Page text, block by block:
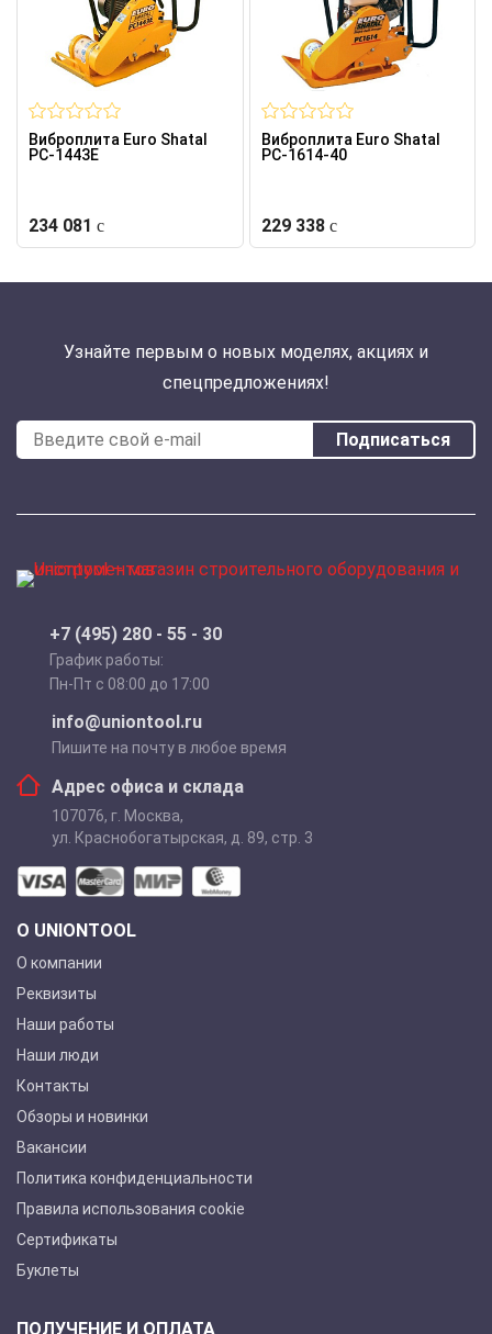
Виброплита Euro Shatal
PC-1443E
234 081
Виброплита Euro Shatal
PC-1614-40
229 338
Узнайте первым о новых моделях, акциях и
спецпредложениях!
Подписаться
+7 (495) 280 - 55 - 30
График работы:
Пн-Пт с 08:00 до 17:00
info@uniontool.ru
Пишите на почту в любое время
Адрес офиса и склада
107076, г. Москва,
ул. Краснобогатырская, д. 89, стр. 3
О UNIONTOOL
О компании
Реквизиты
Наши работы
Наши люди
Контакты
Обзоры и новинки
Вакансии
Политика конфиденциальности
Правила использования cookie
Сертификаты
Буклеты
ПОЛУЧЕНИЕ И ОПЛАТА